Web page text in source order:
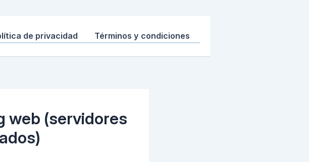
de privacidad Términos y condiciones
web (servidores